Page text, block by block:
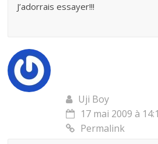
J’adorrais essayer!!!
Uji Boy
17 mai 2009 à
Permalink